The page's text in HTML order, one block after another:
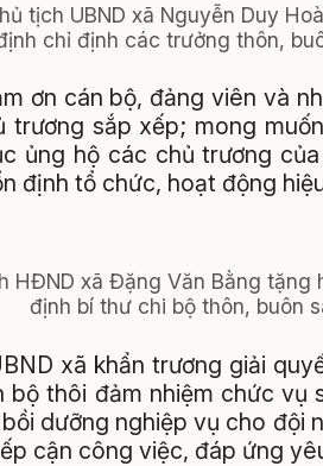
tịch UBND xã Nguyễn Duy
chỉ định các trưởng thôn,
ơn cán bộ, đảng viên và
trương sắp xếp; mong
ủng hộ các chủ trương
định tổ chức, hoạt động
HĐND xã Đặng Văn Bằng
định bí thư chi bộ thôn, buôn
xã khẩn trương giải
bộ thôi đảm nhiệm chức
dưỡng nghiệp vụ cho đội
cận công việc, đáp ứng